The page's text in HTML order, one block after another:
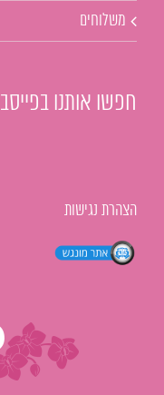
משלוחים
חפשו אותנו
הצהרת נגישות